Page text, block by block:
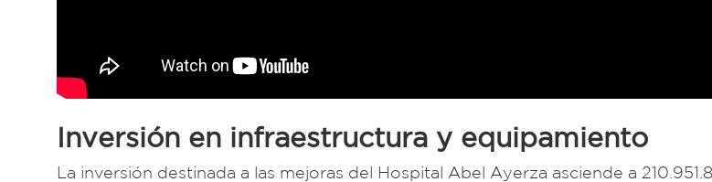
Inversión en infraestructura y equipamiento
La inversión destinada a las mejoras del Hospital Abel Ayerza asciende a